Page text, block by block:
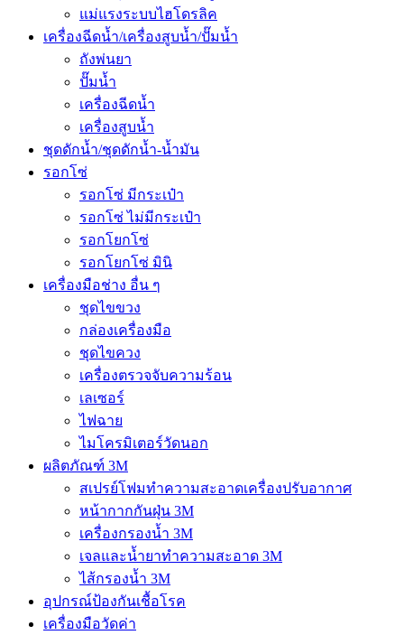
แม่แรงระบบไฮโดรลิค
เครื่องฉีดน้ำ/เครื่องสูบน้ำ/ปั๊มน้ำ
ถังพ่นยา
ปั๊มน้ำ
เครื่องฉีดน้ำ
เครื่องสูบน้ำ
ชุดดักน้ำ/ชุดดักน้ำ-น้ำมัน
รอกโซ่
รอกโซ่ มีกระเป๋า
รอกโซ่ ไม่มีกระเป๋า
รอกโยกโซ่
รอกโยกโซ่ มินิ
เครื่องมือช่าง อื่น ๆ
ชุดไขขวง
กล่องเครื่องมือ
ชุดไขควง
เครื่องตรวจจับความร้อน
เลเซอร์
ไฟฉาย
ไมโครมิเตอร์วัดนอก
ผลิตภัณฑ์ 3M
สเปรย์โฟมทำความสะอาดเครื่องปรับอากาศ
หน้ากากกันฝุ่น 3M
เครื่องกรองน้ำ 3M
เจลและน้ำยาทำความสะอาด 3M
ไส้กรองน้ำ 3M
อุปกรณ์ป้องกันเชื้อโรค
เครื่องมือวัดค่า